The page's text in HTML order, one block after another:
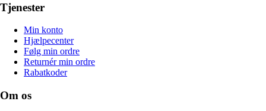
Tjenester
Min konto
Hjælpecenter
Følg min ordre
Returnér min ordre
Rabatkoder
Om os